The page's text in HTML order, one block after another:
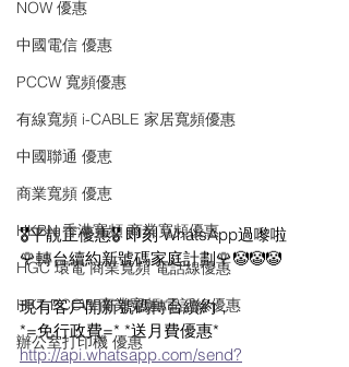
NOW 優惠
中國電信 優惠
PCCW 寬頻優惠
有線寬頻 i-CABLE 家居寬頻優惠
中國聯通 優恵
商業寬頻 優恵
HKBN 香港寬頻 商業寬頻優惠
HGC 環電 商業寬頻 電話線優惠
HKT PCCW 商業寬頻 電話線優惠
辦公室打印機 優惠
🎖平靚正優惠🎖 即刻 WhatsApp過嚟啦
🌹轉台續約新號碼家庭計劃🌹🤡🤡🤡
現有客戶開新號碼轉台續約，
*=免行政費=* *送月費優惠*
http://api.whatsapp.com/send?